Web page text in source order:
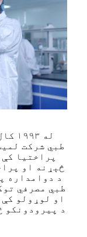
له
طبي شرکت
پراختیا
څېړنه او
د دوامداره
طبي مصرفي
او لوړولو
د پیرودونکو